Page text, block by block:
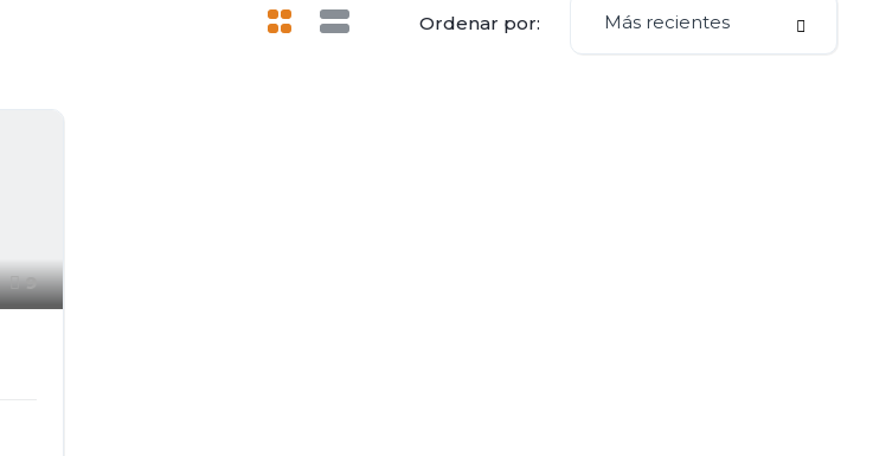
Ordenar por: Más recientes
9